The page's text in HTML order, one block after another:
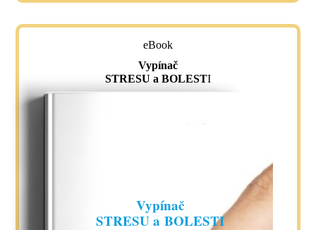
eBook
Vypínač
STRESU a BOLESTI
Vypínač
STRESU a BOLESTI